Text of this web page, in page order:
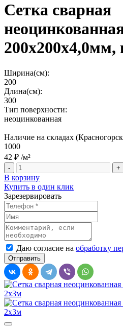
Сетка сварная
200х200х4,0мм,
Ширина(см):
200
Длина(см):
300
Тип поверхности:
неоцинкованная
Наличие на складах
1000
42 ₽ /м²
- +
В корзину
Купить в один клик
Зарезервировать
Даю согласие на обработку